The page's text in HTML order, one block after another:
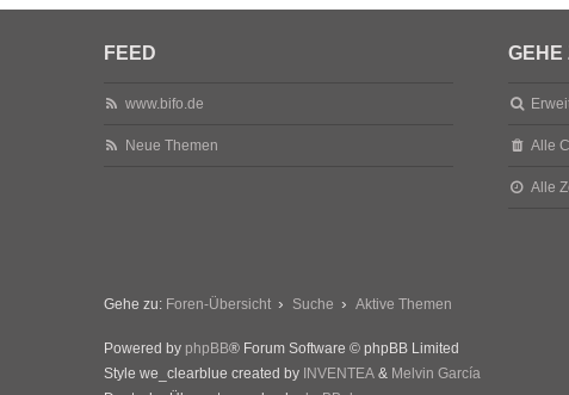
FEED
www.bifo.de
Neue Themen
GEHE
Alle
Alle
Gehe zu: Foren-Übersicht Suche Aktive Themen
Powered by phpBB® Forum Software © phpBB Limited
Style we_clearblue created by INVENTEA & Melvin García